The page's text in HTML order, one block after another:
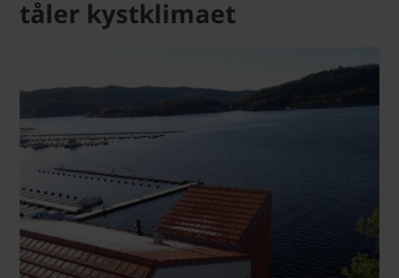
tåler kystklimaet